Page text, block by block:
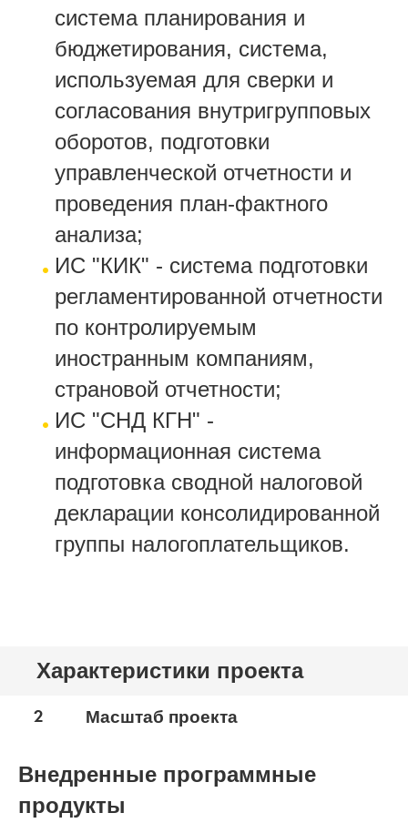
система планирования и
бюджетирования, система,
используемая для сверки и
согласования внутригрупповых
оборотов, подготовки
управленческой отчетности и
проведения план-фактного
анализа;
ИС "КИК" - система подготовки
регламентированной отчетности
по контролируемым
иностранным компаниям,
страновой отчетности;
ИС "СНД КГН" -
информационная система
подготовка сводной налоговой
декларации консолидированной
группы налогоплательщиков.
Характеристики проекта
2 Масштаб проекта
Внедренные программные
продукты